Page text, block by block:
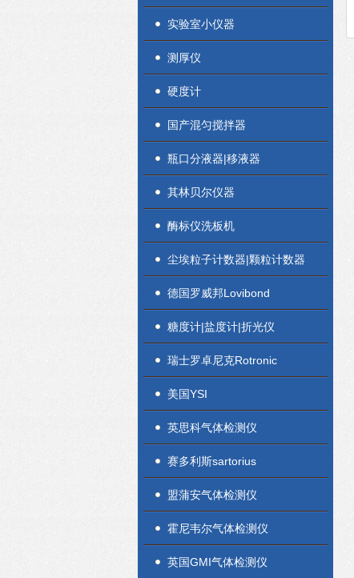
实验室小仪器
测厚仪
硬度计
国产混匀搅拌器
瓶口分液器|移液器
其林贝尔仪器
酶标仪洗板机
尘埃粒子计数器|颗粒计数器
德国罗威邦Lovibond
糖度计|盐度计|折光仪
瑞士罗卓尼克Rotronic
美国YSI
英思科气体检测仪
赛多利斯sartorius
盟蒲安气体检测仪
霍尼韦尔气体检测仪
英国GMI气体检测仪